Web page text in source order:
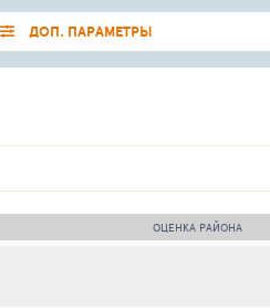
ДОП. ПАРАМЕТРЫ
ОЦЕНКА РАЙОНА